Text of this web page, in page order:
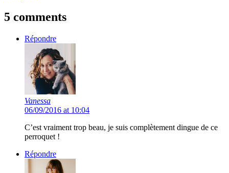
5 comments
Répondre
Vanessa
06/09/2016 at 10:04
C’est vraiment trop beau, je suis complètement dingue de ce
perroquet !
Répondre